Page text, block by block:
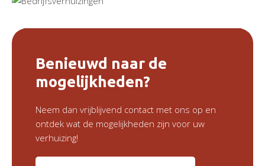
Benieuwd naar de
mogelijkheden?
Neem dan vrijblijvend contact met ons op en
ontdek wat de mogelijkheden zijn voor uw
verhuizing!